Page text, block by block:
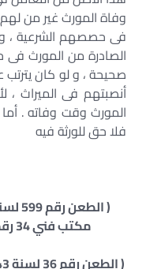
وفاة المورث غير من
فى حصصهم الشرعية ، و
الصادرة من المورث فى
صحيحة ، و لو كان يترتب
أنصبتهم فى الميراث ،
المورث وقت وفاته .
فلا حق للورثة فيه
مكتب فني 34 رقم الجزء 2 رقم الصفحة 1833 )